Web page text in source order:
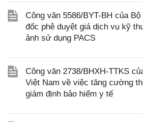
Công văn 5586/BYT-BH của
đốc phê duyệt giá dịch vụ kỹ
ảnh sử dụng PACS
Công văn 2738/BHXH-TTKS
Việt Nam về việc tăng cường
giám định bảo hiểm y tế